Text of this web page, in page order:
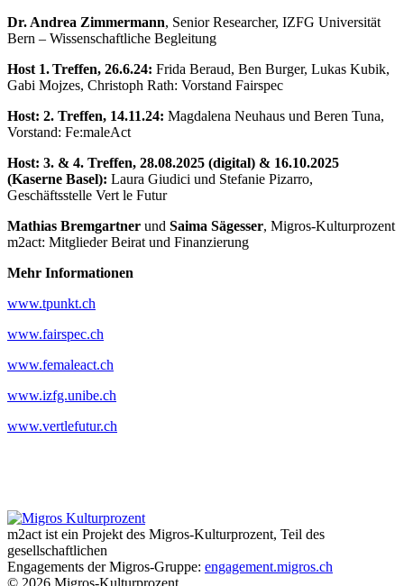
Dr. Andrea Zimmermann, Senior Researcher, IZFG Universität
Bern – Wissenschaftliche Begleitung
Host 1. Treffen, 26.6.24: Frida Beraud, Ben Burger, Lukas Kubik,
Gabi Mojzes, Christoph Rath: Vorstand Fairspec
Host: 2. Treffen, 14.11.24: Magdalena Neuhaus und Beren Tuna,
Vorstand: Fe:maleAct
Host: 3. & 4. Treffen, 28.08.2025 (digital) & 16.10.2025
(Kaserne Basel): Laura Giudici und Stefanie Pizarro,
Geschäftsstelle Vert le Futur
Mathias Bremgartner und Saima Sägesser, Migros-Kulturprozent
m2act: Mitglieder Beirat und Finanzierung
Mehr Informationen
www.tpunkt.ch
www.fairspec.ch
www.femaleact.ch
www.izfg.unibe.ch
www.vertlefutur.ch
m2act ist ein Projekt des Migros-Kulturprozent, Teil des
gesellschaftlichen
Engagements der Migros-Gruppe: engagement.migros.ch
© 2026 Migros-Kulturprozent